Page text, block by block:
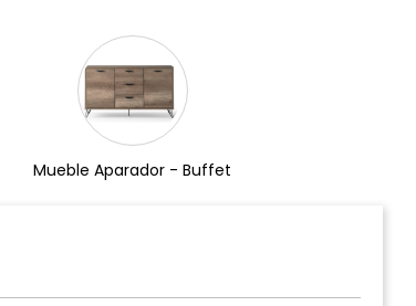
Mueble Aparador - Buffet